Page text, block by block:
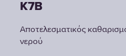
K7B
Αποτελεσματικός
νερού
K7B
Αποτελεσματικός
νερού